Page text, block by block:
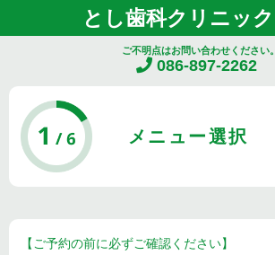
とし歯科クリニック
ご不明点はお問い合わせください。
086-897-2262
【ご予約の前に必ずご確認ください】
メニュー選択